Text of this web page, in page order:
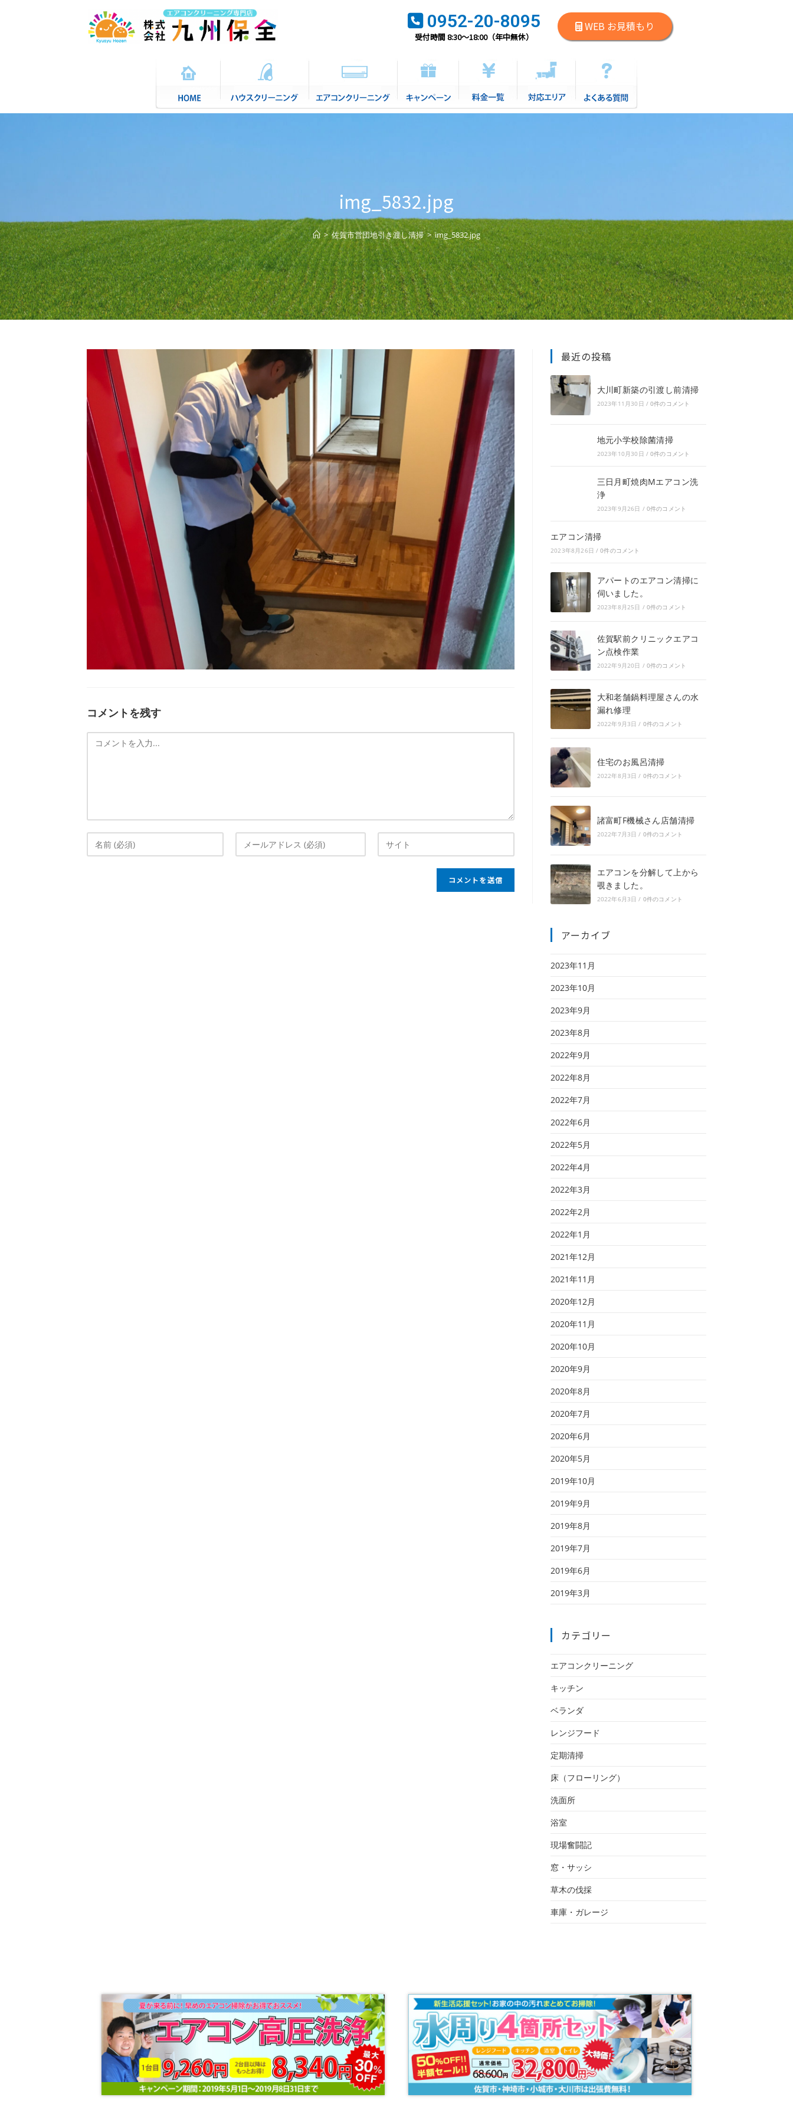
0952-20-8095
受付時間 8:30～18:00（年中無休）
WEB お見積もり
img_5832.jpg
> 佐賀市営団地引き渡し清掃 > img_5832.jpg
コメントを残す
最近の投稿
大川町新築の引渡し前清掃
2023年11月30日 / 0件のコメント
地元小学校除菌清掃
2023年10月30日 / 0件のコメント
三日月町焼肉Mエアコン洗
浄
2023年9月26日 / 0件のコメント
エアコン清掃
2023年8月26日 / 0件のコメント
アパートのエアコン清掃に
伺いました。
2023年8月25日 / 0件のコメント
佐賀駅前クリニックエアコ
ン点検作業
2022年9月20日 / 0件のコメント
大和老舗鍋料理屋さんの水
漏れ修理
2022年9月3日 / 0件のコメント
住宅のお風呂清掃
2022年8月3日 / 0件のコメント
諸富町F機械さん店舗清掃
2022年7月3日 / 0件のコメント
エアコンを分解して上から
覗きました。
2022年6月3日 / 0件のコメント
アーカイブ
2023年11月
2023年10月
2023年9月
2023年8月
2022年9月
2022年8月
2022年7月
2022年6月
2022年5月
2022年4月
2022年3月
2022年2月
2022年1月
2021年12月
2021年11月
2020年12月
2020年11月
2020年10月
2020年9月
2020年8月
2020年7月
2020年6月
2020年5月
2019年10月
2019年9月
2019年8月
2019年7月
2019年6月
2019年3月
カテゴリー
エアコンクリーニング
キッチン
ベランダ
レンジフード
定期清掃
床（フローリング）
洗面所
浴室
現場奮闘記
窓・サッシ
草木の伐採
車庫・ガレージ